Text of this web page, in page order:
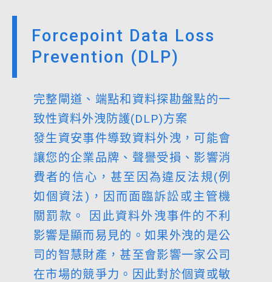
Forcepoint Data Loss
Prevention (DLP)
完整閘道、端點和資料探勘盤點的一
致性資料外洩防護(DLP)方案
發生資安事件導致資料外洩，可能會
讓您的企業品牌、聲譽受損、影響消
費者的信心，甚至因為違反法規(例
如個資法)，因而面臨訴訟或主管機
關罰款。 因此資料外洩事件的不利
影響是顯而易見的。如果外洩的是公
司的智慧財產，甚至會影響一家公司
在市場的競爭力。因此對於個資或敏